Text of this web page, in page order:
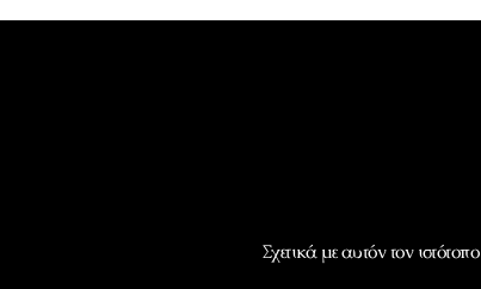
Σχετικά με αυτόν τον ιστότοπο